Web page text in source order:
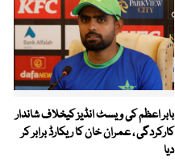
بابر اعظم کی ویسٹ انڈیز کیخلاف شاندار
کارکردگی ، عمران خان کا ریکارڈ برابر کر
دیا